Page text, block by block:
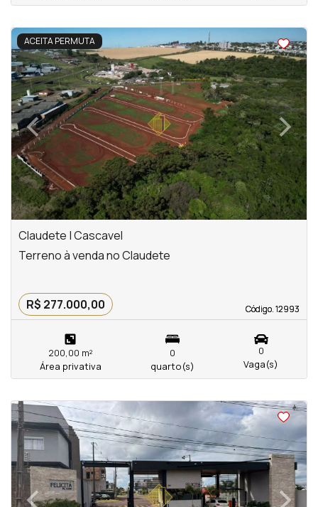
ACEITA PERMUTA
<<<<
‹Previous ›
Next
Claudete | Cascavel
Código. 12993
Código. 12993
Terreno à venda no Claudete
R$ 277.000,00
200,00 m²
Área privativa
0
quarto(s)
0
Vaga(s)
<